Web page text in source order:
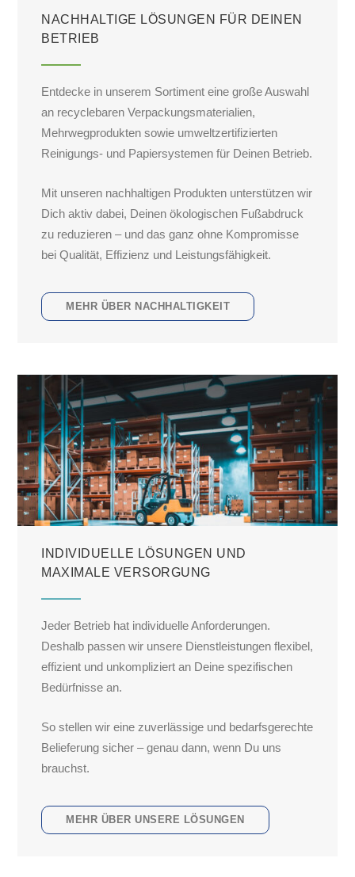
NACHHALTIGE LÖSUNGEN FÜR DEINEN
BETRIEB
Entdecke in unserem Sortiment eine große Auswahl
an recyclebaren Verpackungsmaterialien,
Mehrwegprodukten sowie umweltzertifizierten
Reinigungs- und Papiersystemen für Deinen Betrieb.
Mit unseren nachhaltigen Produkten unterstützen wir
Dich aktiv dabei, Deinen ökologischen Fußabdruck
zu reduzieren – und das ganz ohne Kompromisse
bei Qualität, Effizienz und Leistungsfähigkeit.
MEHR ÜBER NACHHALTIGKEIT
INDIVIDUELLE LÖSUNGEN UND
MAXIMALE VERSORGUNG
Jeder Betrieb hat individuelle Anforderungen.
Deshalb passen wir unsere Dienstleistungen flexibel,
effizient und unkompliziert an Deine spezifischen
Bedürfnisse an.
So stellen wir eine zuverlässige und bedarfsgerechte
Belieferung sicher – genau dann, wenn Du uns
brauchst.
MEHR ÜBER UNSERE LÖSUNGEN